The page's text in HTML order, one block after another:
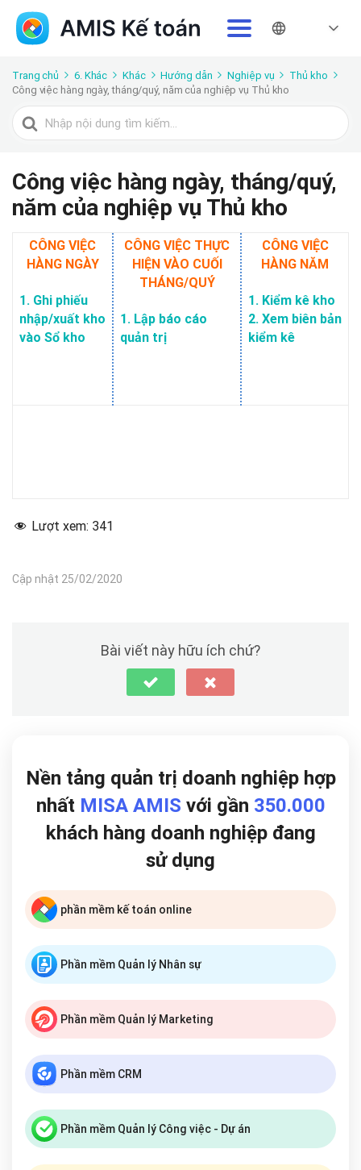
Trang chủ 6. Khác Khác Hướng dẫn Nghiệp vụ
Thủ kho
Công việc hàng ngày, tháng/quý, năm của nghiệp vụ Thủ kho
Tìm
kiếm
Công việc hàng ngày, tháng/quý,
năm của nghiệp vụ Thủ kho
CÔNG VIỆC
HÀNG NGÀY
1. Ghi phiếu
nhập/xuất kho
vào Sổ kho
CÔNG VIỆC THỰC
HIỆN VÀO CUỐI
THÁNG/QUÝ
1. Lập báo cáo
quản trị
CÔNG VIỆC
HÀNG NĂM
1. Kiểm kê kho
2. Xem biên bản
kiểm kê
Lượt xem: 341
Cập nhật 25/02/2020
Bài viết này hữu ích chứ?
Nền tảng quản trị doanh nghiệp hợp
nhất MISA AMIS với gần 350.000
khách hàng doanh nghiệp đang
sử dụng
phần mềm kế toán online
Phần mềm Quản lý Nhân sự
Phần mềm Quản lý Marketing
Phần mềm CRM
Phần mềm Quản lý Công việc - Dự án